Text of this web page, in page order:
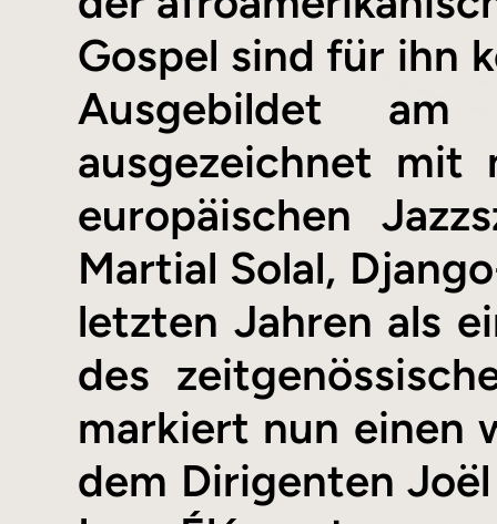
Gospel sind für ihn
Ausgebildet am
ausgezeichnet mit
europäischen
Martial Solal,
letzten Jahren als
des
markiert nun einen
dem Dirigenten